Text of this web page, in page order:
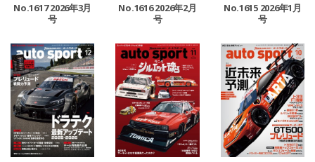
No.1617 2026年3月
号
No.1616 2026年2月
号
No.1615 2026年1月
号